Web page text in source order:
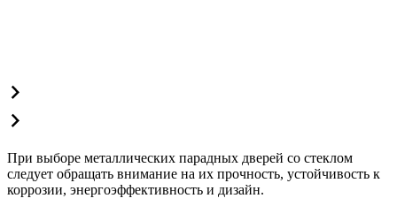
При выборе металлических парадных дверей со стеклом
следует обращать внимание на их прочность, устойчивость к
коррозии, энергоэффективность и дизайн.